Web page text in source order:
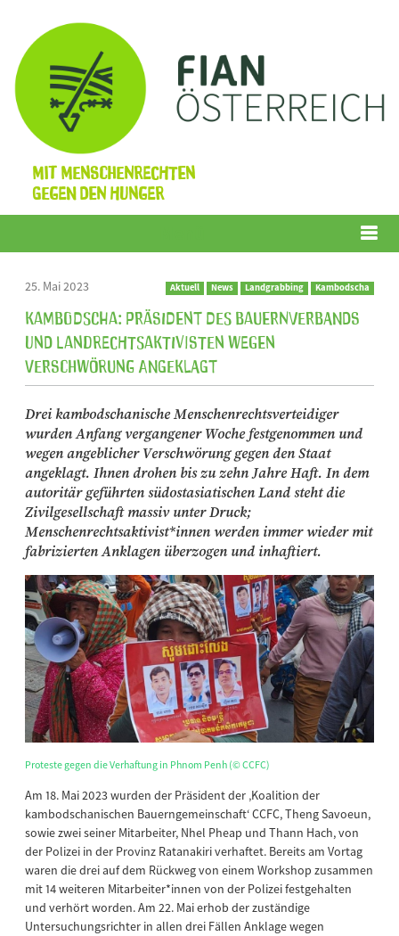
Mit Menschenrechten
gegen den Hunger
25. Mai 2023 Aktuell News Landgrabbing Kambodscha
Kambodscha: Präsident des Bauernverbands
und Landrechtsaktivisten wegen
Verschwörung angeklagt
Drei kambodschanische Menschenrechtsverteidiger
wurden Anfang vergangener Woche festgenommen und
wegen angeblicher Verschwörung gegen den Staat
angeklagt. Ihnen drohen bis zu zehn Jahre Haft. In dem
autoritär geführten südostasiatischen Land steht die
Zivilgesellschaft massiv unter Druck;
Menschenrechtsaktivist*innen werden immer wieder mit
fabrizierten Anklagen überzogen und inhaftiert.
Proteste gegen die Verhaftung in Phnom Penh (© CCFC)
Am 18. Mai 2023 wurden der Präsident der ‚Koalition der
kambodschanischen Bauerngemeinschaft‘ CCFC, Theng Savoeun,
sowie zwei seiner Mitarbeiter, Nhel Pheap und Thann Hach, von
der Polizei in der Provinz Ratanakiri verhaftet. Bereits am Vortag
waren die drei auf dem Rückweg von einem Workshop zusammen
mit 14 weiteren Mitarbeiter*innen von der Polizei festgehalten
und verhört worden. Am 22. Mai erhob der zuständige
Untersuchungsrichter in allen drei Fällen Anklage wegen